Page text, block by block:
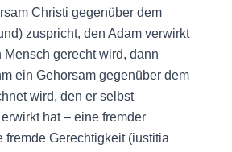
Christi gegenüber dem
zuspricht, den Adam verwirkt
Mensch gerecht wird, dann
ein Gehorsam gegenüber dem
wird, den er selbst
hat – eine fremder
fremde Gerechtigkeit (iustitia